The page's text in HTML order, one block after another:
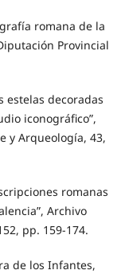
romana de la
Provincial
estelas decoradas
iconográfico”,
y Arqueología, 43,
romanas
Archivo
pp. 159-174.
de los Infantes,